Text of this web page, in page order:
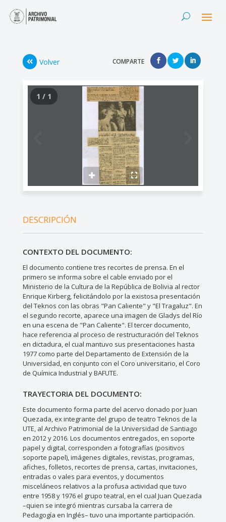
Volver COMPARTE
1 / 1
DESCRIPCIÓN
CONTEXTO DEL DOCUMENTO:
El documento contiene tres recortes de prensa. En el
primero se informa sobre el cable enviado por el
Ministerio de la Cultura de la República de Bolivia al rector
Enrique Kirberg, felicitándolo por la existosa presentación
del Teknos con las obras "Pan Caliente" y "El Tragaluz". En
el segundo recorte, aparece una imagen de Gladys del Río
en una escena de "Pan Caliente". El tercer documento,
hace referencia al proceso de restructuración del Teknos
en dictadura, el cual mantuvo sus presentaciones hasta
1977 como parte del Departamento de Extensión de la
Universidad, en conjunto con el Coro universitario, el Coro
de Química Industrial y BAFUTE.
TRAYECTORIA DEL DOCUMENTO:
Este documento forma parte del acervo donado por Juan
Quezada, ex integrante del grupo de teatro Teknos de la
UTE, al Archivo Patrimonial de la Universidad de Santiago
en 2012 y 2016. Los documentos entregados, en soporte
papel y digital, corresponden a fotografías (positivos
soporte papel), imágenes digitales, revistas, programas,
afiches, folletos, recortes de prensa, cartas, invitaciones,
entradas o vales para eventos, y documentos
misceláneos relativos a la profusa actividad que tuvo
entre 1958 y 1976 el grupo teatral, en el cual Juan Quezada
–quien se integró mientras cursaba la carrera de
Pedagogía en Inglés– tuvo una importante participación.